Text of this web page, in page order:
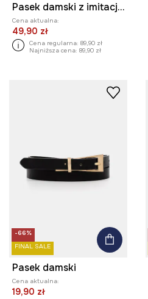
Pasek damski z imitacji skóry
Cena aktualna:
49,90 zł
Cena regularna: 89,90 zł
Najniższa cena: 89,90 zł
-66%
FINAL SALE
Pasek damski
Cena aktualna:
19,90 zł